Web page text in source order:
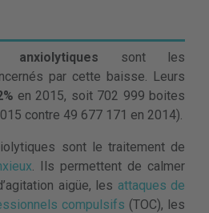
anxiolytiques sont les
par cette baisse. Leurs
en 2015, soit 702 999 boites
contre 49 677 171 en 2014).
sont le traitement de
. Ils permettent de calmer
aigüe, les attaques de
compulsifs (TOC), les